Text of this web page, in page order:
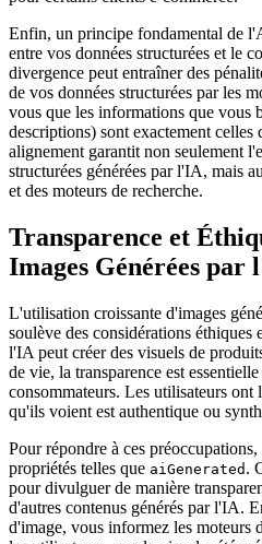
Enfin, un principe fondamental de
entre vos données structurées et le
divergence peut entraîner des
de vos données structurées par les
vous que les informations que vous
descriptions) sont exactement
alignement garantit non seulement
structurées générées par l'IA, mais
et des moteurs de recherche.
Transparence et
Images Générées par
L'utilisation croissante d'images
soulève des considérations éthiques
l'IA peut créer des visuels de
de vie, la transparence est
consommateurs. Les utilisateurs
qu'ils voient est authentique ou
Pour répondre à ces
propriétés telles que aiGenerated .
pour divulguer de manière
d'autres contenus générés par l'IA.
d'image, vous informez les moteurs